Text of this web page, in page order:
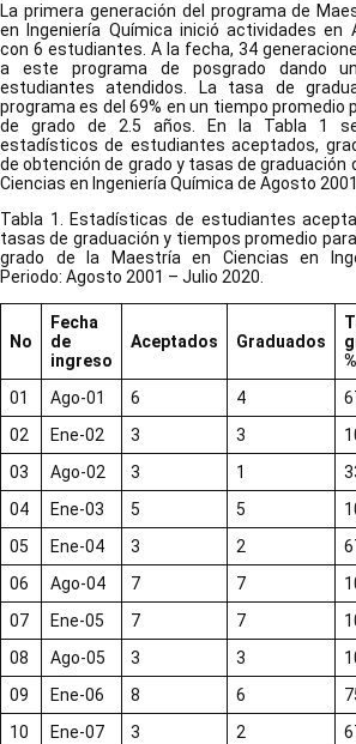
La primera generación del programa de
en Ingeniería Química inició actividades en
con 6 estudiantes. A la fecha, 34
a este programa de posgrado dando
estudiantes atendidos. La tasa de
programa es del 69% en un tiempo promedio
de grado de 2.5 años. En la Tabla 1
estadísticos de estudiantes aceptados,
de obtención de grado y tasas de graduación
Ciencias en Ingeniería Química de Agosto
Tabla 1. Estadísticas de estudiantes
tasas de graduación y tiempos promedio
grado de la Maestría en Ciencias en
Periodo: Agosto 2001 – Julio 2020.
No
Fecha
de
ingreso
Aceptados Graduados
%
01
Ago-01 6 4
02
Ene-02 3 3
03
Ago-02 3 1
04
Ene-03 5 5
05
Ene-04 3 2
06
Ago-04 7 7
07
Ene-05 7 7
08
Ago-05 3 3
09
Ene-06 8 6
10
Ene-07 3 2